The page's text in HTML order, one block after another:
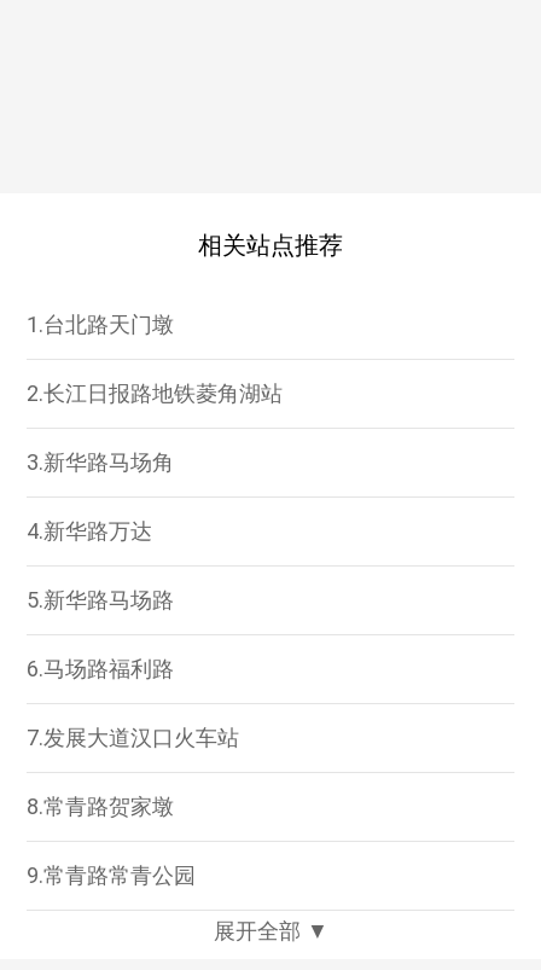
相关站点推荐
1.台北路天门墩
2.长江日报路地铁菱角湖站
3.新华路马场角
4.新华路万达
5.新华路马场路
6.马场路福利路
7.发展大道汉口火车站
8.常青路贺家墩
9.常青路常青公园
展开全部 ▼